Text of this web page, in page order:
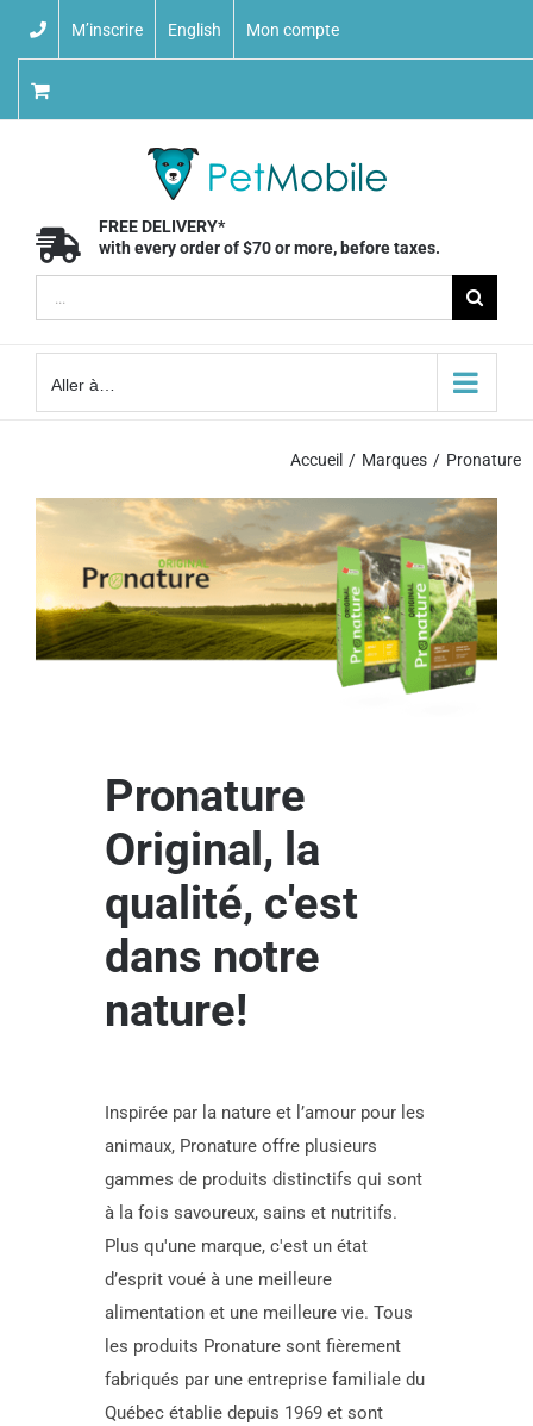
content
M’inscrire English Mon compte
FREE DELIVERY*
with every order of $70 or more, before taxes.
sur
le
site
Aller à…
Accueil Marques Pronature
Pronature
Original, la
qualité, c'est
dans notre
nature!
Inspirée par la nature et l’amour pour les
animaux, Pronature offre plusieurs
gammes de produits distinctifs qui sont
à la fois savoureux, sains et nutritifs.
Plus qu'une marque, c'est un état
d’esprit voué à une meilleure
alimentation et une meilleure vie. Tous
les produits Pronature sont fièrement
fabriqués par une entreprise familiale du
Québec établie depuis 1969 et sont